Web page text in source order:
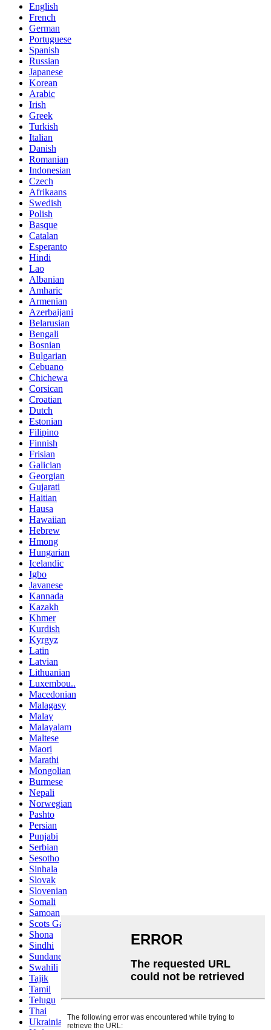
English
French
German
Portuguese
Spanish
Russian
Japanese
Korean
Arabic
Irish
Greek
Turkish
Italian
Danish
Romanian
Indonesian
Czech
Afrikaans
Swedish
Polish
Basque
Catalan
Esperanto
Hindi
Lao
Albanian
Amharic
Armenian
Azerbaijani
Belarusian
Bengali
Bosnian
Bulgarian
Cebuano
Chichewa
Corsican
Croatian
Dutch
Estonian
Filipino
Finnish
Frisian
Galician
Georgian
Gujarati
Haitian
Hausa
Hawaiian
Hebrew
Hmong
Hungarian
Icelandic
Igbo
Javanese
Kannada
Kazakh
Khmer
Kurdish
Kyrgyz
Latin
Latvian
Lithuanian
Luxembou..
Macedonian
Malagasy
Malay
Malayalam
Maltese
Maori
Marathi
Mongolian
Burmese
Nepali
Norwegian
Pashto
Persian
Punjabi
Serbian
Sesotho
Sinhala
Slovak
Slovenian
Somali
Samoan
Scots Gaelic
Shona
Sindhi
Sundanese
Swahili
Tajik
Tamil
Telugu
Thai
Ukrainian